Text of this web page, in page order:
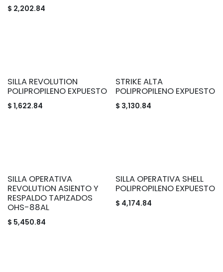
$ 2,202.84
SILLA REVOLUTION
POLIPROPILENO EXPUESTO
$ 1,622.84
STRIKE ALTA
POLIPROPILENO EXPUESTO
$ 3,130.84
SILLA OPERATIVA
REVOLUTION ASIENTO Y
RESPALDO TAPIZADOS
OHS-88AL
$ 5,450.84
SILLA OPERATIVA SHELL
POLIPROPILENO EXPUESTO
$ 4,174.84